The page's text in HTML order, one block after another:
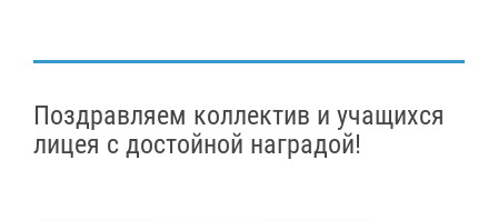
Поздравляем коллектив и учащихся
лицея с достойной наградой!